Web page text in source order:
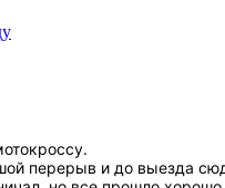
перерыв и до выезда